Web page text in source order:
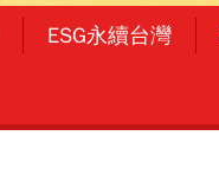
ESG永續台灣